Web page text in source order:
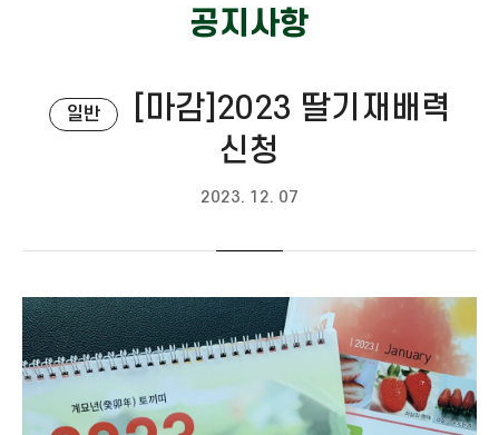
문의하기
공지사항
일반
[마감]2023 딸기재배력
신청
2023. 12. 07